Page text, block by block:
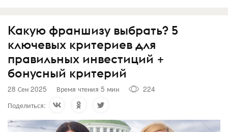
Какую франшизу выбрать? 5
ключевых критериев для
правильных инвестиций +
бонусный критерий
28 Сен 2025 Время чтения 5 мин
224
Поделиться: